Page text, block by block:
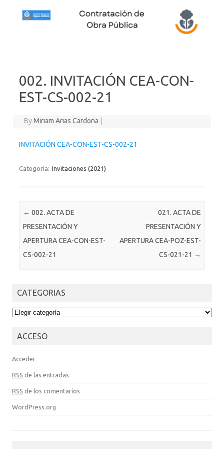
002. INVITACIÓN CEA-CON-
EST-CS-002-21
ByMiriam Arias Cardona
INVITACIÓN CEA-CON-EST-CS-002-21
Categoría: Invitaciones (2021)
Post navigation
← 002. ACTA DE
PRESENTACIÓN Y
APERTURA CEA-CON-EST-
CS-002-21
021. ACTA DE
PRESENTACIÓN Y
APERTURA CEA-POZ-EST-
CS-021-21 →
CATEGORIAS
CATEGORIAS
ACCESO
Acceder
RSS de las entradas
RSS de los comentarios
WordPress.org